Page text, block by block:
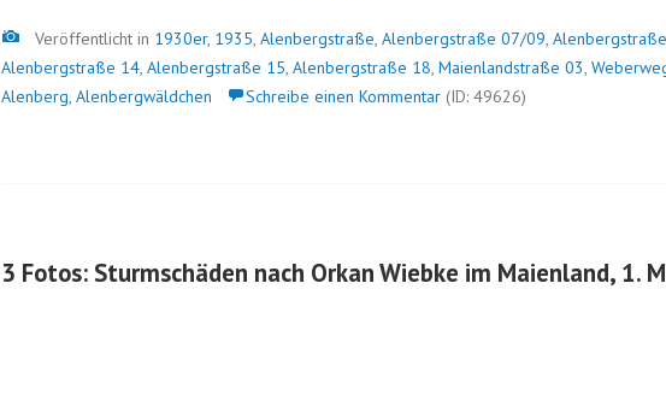
Bild
Veröffentlicht in 1930er, 1935, Alenbergstraße, Alenbergstraße 07/09,
Alenbergstraße 14, Alenbergstraße 15, Alenbergstraße 18, Maienlandstraße 03,
Alenberg, Alenbergwäldchen Schreibe einen Kommentar (ID: 49626)
3 Fotos: Sturmschäden nach Orkan Wiebke im Maienland, 1.